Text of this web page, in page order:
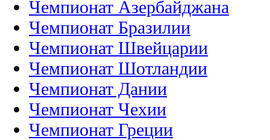
Чемпионат Азербайджана
Чемпионат Бразилии
Чемпионат Швейцарии
Чемпионат Шотландии
Чемпионат Дании
Чемпионат Чехии
Чемпионат Греции